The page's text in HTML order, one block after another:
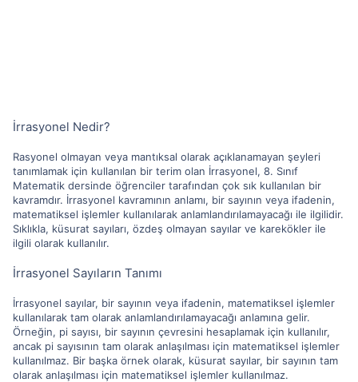
İrrasyonel Nedir?
Rasyonel olmayan veya mantıksal olarak açıklanamayan şeyleri
tanımlamak için kullanılan bir terim olan İrrasyonel, 8. Sınıf
Matematik dersinde öğrenciler tarafından çok sık kullanılan bir
kavramdır. İrrasyonel kavramının anlamı, bir sayının veya ifadenin,
matematiksel işlemler kullanılarak anlamlandırılamayacağı ile ilgilidir.
Sıklıkla, küsurat sayıları, özdeş olmayan sayılar ve karekökler ile
ilgili olarak kullanılır.
İrrasyonel Sayıların Tanımı
İrrasyonel sayılar, bir sayının veya ifadenin, matematiksel işlemler
kullanılarak tam olarak anlamlandırılamayacağı anlamına gelir.
Örneğin, pi sayısı, bir sayının çevresini hesaplamak için kullanılır,
ancak pi sayısının tam olarak anlaşılması için matematiksel işlemler
kullanılmaz. Bir başka örnek olarak, küsurat sayılar, bir sayının tam
olarak anlaşılması için matematiksel işlemler kullanılmaz.